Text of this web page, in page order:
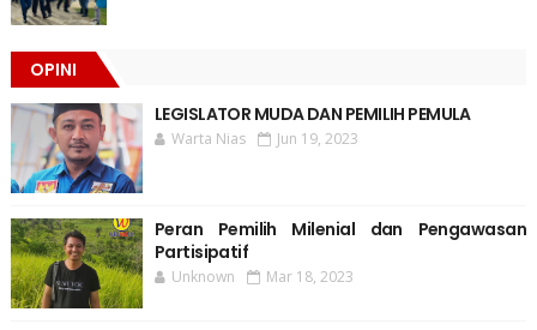
OPINI
LEGISLATOR MUDA DAN PEMILIH PEMULA
Warta Nias Jun 19, 2023
Peran Pemilih Milenial dan Pengawasan
Partisipatif
Unknown Mar 18, 2023